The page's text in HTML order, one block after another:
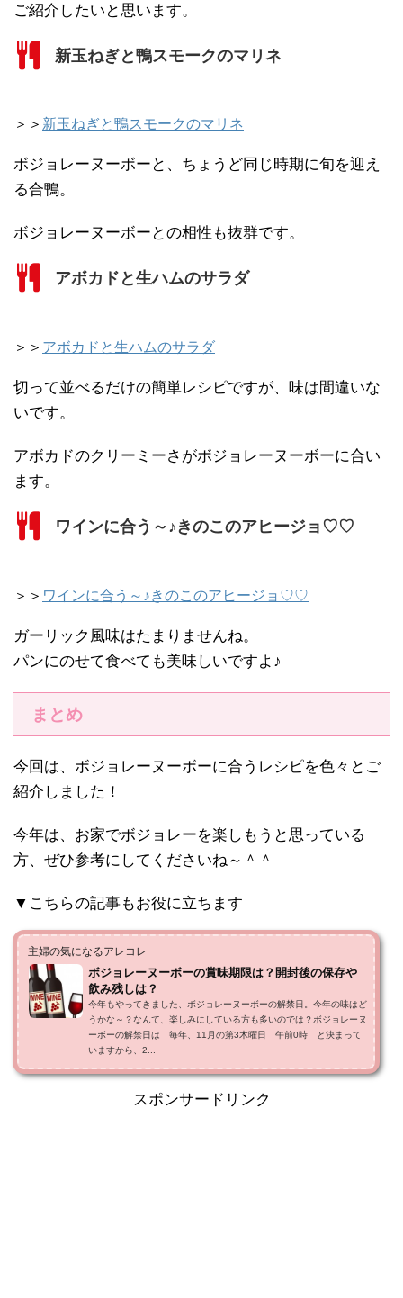
ご紹介したいと思います。
新玉ねぎと鴨スモークのマリネ
＞＞ 新玉ねぎと鴨スモークのマリネ
ボジョレーヌーボーと、ちょうど同じ時期に旬を迎え
る合鴨。
ボジョレーヌーボーとの相性も抜群です。
アボカドと生ハムのサラダ
＞＞ アボカドと生ハムのサラダ
切って並べるだけの簡単レシピですが、味は間違いな
いです。
アボカドのクリーミーさがボジョレーヌーボーに合い
ます。
ワインに合う～♪きのこのアヒージョ♡♡
＞＞ ワインに合う～♪きのこのアヒージョ♡♡
ガーリック風味はたまりませんね。
パンにのせて食べても美味しいですよ♪
まとめ
今回は、ボジョレーヌーボーに合うレシピを色々とご
紹介しました！
今年は、お家でボジョレーを楽しもうと思っている
方、ぜひ参考にしてくださいね～＾＾
▼こちらの記事もお役に立ちます
主婦の気になるアレコレ
ボジョレーヌーボーの賞味期限は？開封後の保存や
飲み残しは？
今年もやってきました、ボジョレーヌーボーの解禁日。今年の味はど
うかな～？なんて、楽しみにしている方も多いのでは？ボジョレーヌ
ーボーの解禁日は 毎年、11月の第3木曜日 午前0時 と決まって
いますから、2...
スポンサードリンク